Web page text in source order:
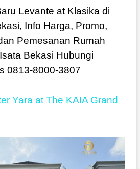
Levante at Klasika di
Info Harga, Promo,
Pemesanan Rumah
Bekasi Hubungi
0813-8000-3807
Yara at The KAIA Grand